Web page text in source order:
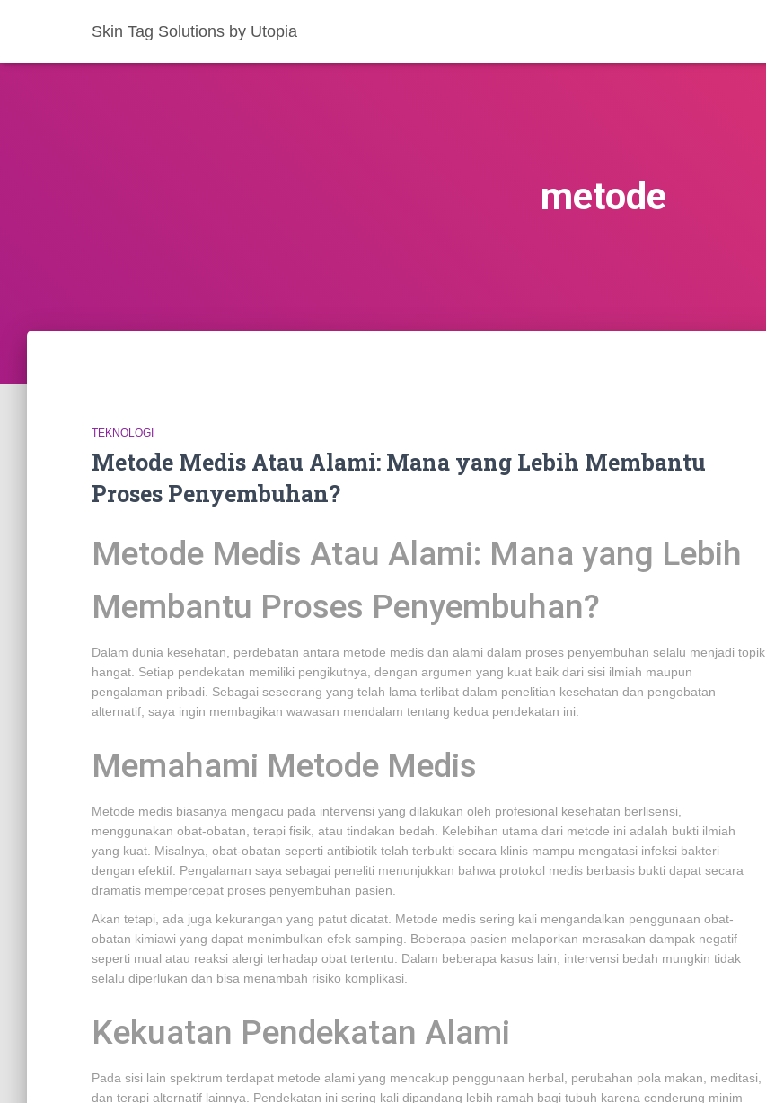
Skin Tag Solutions by Utopia
metode
TEKNOLOGI
Metode Medis Atau Alami: Mana yang Lebih Membantu
Proses Penyembuhan?
Metode Medis Atau Alami: Mana yang Lebih
Membantu Proses Penyembuhan?
Dalam dunia kesehatan, perdebatan antara metode medis dan alami dalam proses penyembuhan selalu menjadi topik
hangat. Setiap pendekatan memiliki pengikutnya, dengan argumen yang kuat baik dari sisi ilmiah maupun
pengalaman pribadi. Sebagai seseorang yang telah lama terlibat dalam penelitian kesehatan dan pengobatan
alternatif, saya ingin membagikan wawasan mendalam tentang kedua pendekatan ini.
Memahami Metode Medis
Metode medis biasanya mengacu pada intervensi yang dilakukan oleh profesional kesehatan berlisensi,
menggunakan obat-obatan, terapi fisik, atau tindakan bedah. Kelebihan utama dari metode ini adalah bukti ilmiah
yang kuat. Misalnya, obat-obatan seperti antibiotik telah terbukti secara klinis mampu mengatasi infeksi bakteri
dengan efektif. Pengalaman saya sebagai peneliti menunjukkan bahwa protokol medis berbasis bukti dapat secara
dramatis mempercepat proses penyembuhan pasien.
Akan tetapi, ada juga kekurangan yang patut dicatat. Metode medis sering kali mengandalkan penggunaan obat-
obatan kimiawi yang dapat menimbulkan efek samping. Beberapa pasien melaporkan merasakan dampak negatif
seperti mual atau reaksi alergi terhadap obat tertentu. Dalam beberapa kasus lain, intervensi bedah mungkin tidak
selalu diperlukan dan bisa menambah risiko komplikasi.
Kekuatan Pendekatan Alami
Pada sisi lain spektrum terdapat metode alami yang mencakup penggunaan herbal, perubahan pola makan, meditasi,
dan terapi alternatif lainnya. Pendekatan ini sering kali dipandang lebih ramah bagi tubuh karena cenderung minim